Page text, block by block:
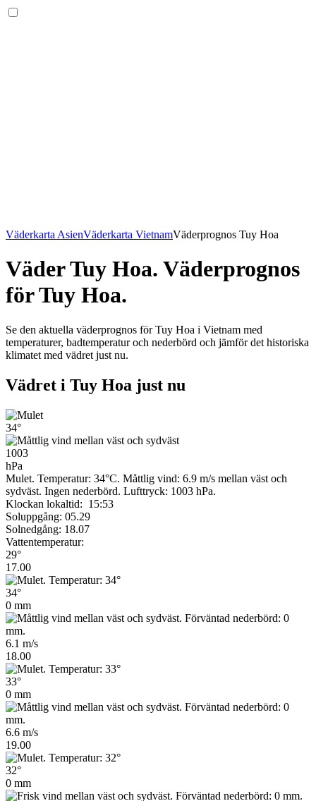
Väderkarta AsienVäderkarta VietnamVäderprognos Tuy Hoa
Väder Tuy Hoa. Väderprognos
för Tuy Hoa.
Se den aktuella väderprognos för Tuy Hoa i Vietnam med
temperaturer, badtemperatur och nederbörd och jämför det historiska
klimatet med vädret just nu.
Vädret i Tuy Hoa just nu
34°
1003
hPa
Mulet. Temperatur: 34°C. Måttlig vind: 6.9 m/s mellan väst och
sydväst. Ingen nederbörd. Lufttryck: 1003 hPa.
Klockan lokaltid: 15:53
Soluppgång: 05.29
Solnedgång: 18.07
Vattentemperatur:
29°
17.00
34°
0 mm
6.1 m/s
18.00
33°
0 mm
6.6 m/s
19.00
32°
0 mm